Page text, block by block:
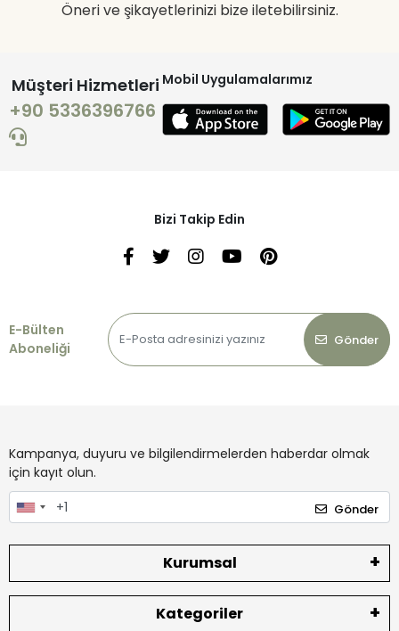
Öneri ve şikayetlerinizi bize iletebilirsiniz.
Müşteri Hizmetleri
+90 5336396766
Mobil Uygulamalarımız
Bizi Takip Edin
E-Bülten
Aboneliği
Gönder
Kampanya, duyuru ve bilgilendirmelerden haberdar olmak
için kayıt olun.
Gönder
Kurumsal
Kategoriler